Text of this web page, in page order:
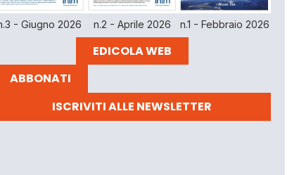
- Giugno 2026 n.2 - Aprile 2026 n.1 - Febbraio 2026
EDICOLA WEB
ABBONATI
ISCRIVITI ALLE NEWSLETTER